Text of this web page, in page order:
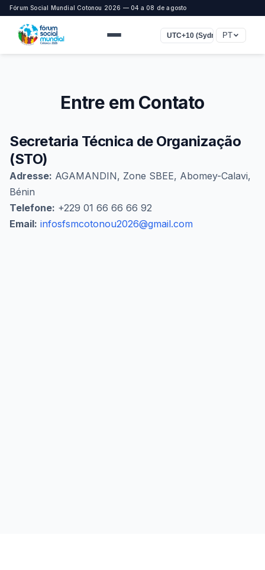
Fórum Social Mundial Cotonou 2026 — 04 a 08 de agosto
UTC+10 (Sydney)PT
Entre em Contato
Secretaria Técnica de Organização
(STO)
Adresse: AGAMANDIN, Zone SBEE, Abomey-Calavi,
Bénin
Telefone: +229 01 66 66 66 92
Email: infosfsmcotonou2026@gmail.com